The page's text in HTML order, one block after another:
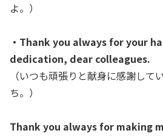
よ。 ）
・Thank you always for your
dedication, dear colleagues.
（いつも頑張りと献身に感謝して
ち。）
Thank you always for making